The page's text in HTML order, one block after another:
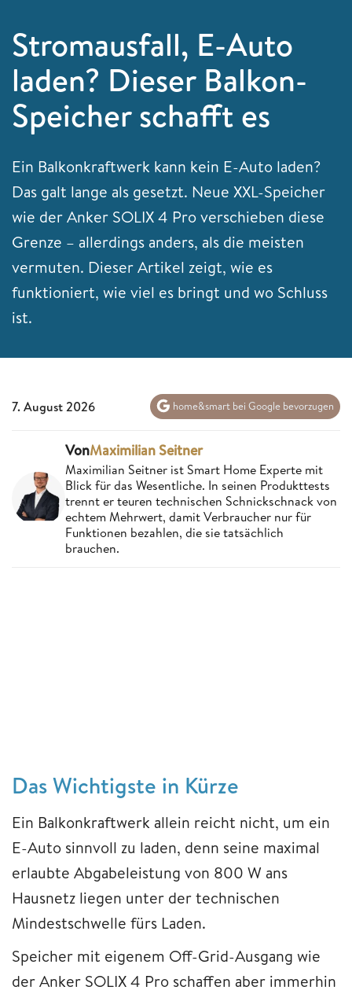
Stromausfall, E-Auto
laden? Dieser Balkon-
Speicher schafft es
Ein Balkonkraftwerk kann kein E-Auto laden?
Das galt lange als gesetzt. Neue XXL-Speicher
wie der Anker SOLIX 4 Pro verschieben diese
Grenze – allerdings anders, als die meisten
vermuten. Dieser Artikel zeigt, wie es
funktioniert, wie viel es bringt und wo Schluss
ist.
7. August 2026 home&smart bei Google bevorzugen
VonMaximilian Seitner
Maximilian Seitner ist Smart Home Experte mit
Blick für das Wesentliche. In seinen Produkttests
trennt er teuren technischen Schnickschnack von
echtem Mehrwert, damit Verbraucher nur für
Funktionen bezahlen, die sie tatsächlich
brauchen.
Das Wichtigste in Kürze
Ein Balkonkraftwerk allein reicht nicht, um ein
E-Auto sinnvoll zu laden, denn seine maximal
erlaubte Abgabeleistung von 800 W ans
Hausnetz liegen unter der technischen
Mindestschwelle fürs Laden.
Speicher mit eigenem Off-Grid-Ausgang wie
der Anker SOLIX 4 Pro schaffen aber immerhin